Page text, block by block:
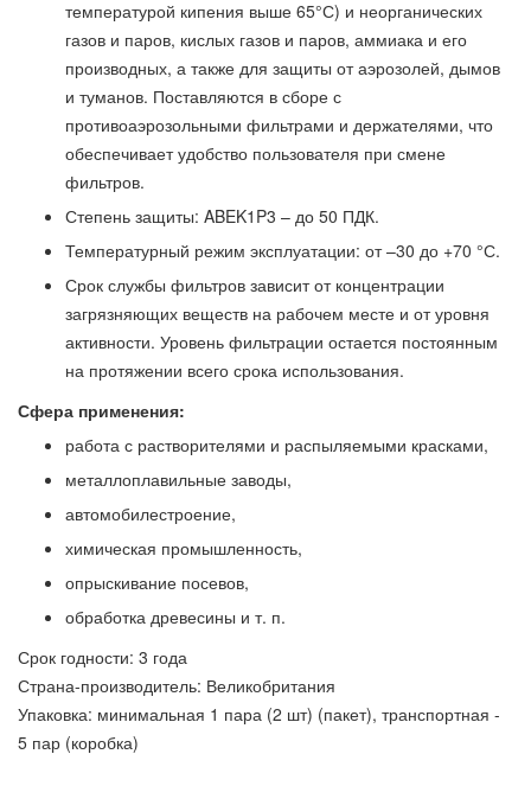
температурой кипения выше 65°С) и неорганических
газов и паров, кислых газов и паров, аммиака и его
производных, а также для защиты от аэрозолей, дымов
и туманов. Поставляются в сборе с
противоаэрозольными фильтрами и держателями, что
обеспечивает удобство пользователя при смене
фильтров.
Степень защиты: ABEK1P3 – до 50 ПДК.
Температурный режим эксплуатации: от –30 до +70 °С.
Срок службы фильтров зависит от концентрации
загрязняющих веществ на рабочем месте и от уровня
активности. Уровень фильтрации остается постоянным
на протяжении всего срока использования.
Сфера применения:
работа с растворителями и распыляемыми красками,
металлоплавильные заводы,
автомобилестроение,
химическая промышленность,
опрыскивание посевов,
обработка древесины и т. п.
Срок годности: 3 года
Страна-производитель: Великобритания
Упаковка: минимальная 1 пара (2 шт) (пакет), транспортная -
5 пар (коробка)